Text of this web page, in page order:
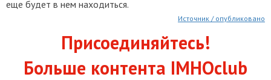
еще будет в нем находиться.
Источник / опубликовано
Присоединяйтесь!
Больше контента IMHOclub